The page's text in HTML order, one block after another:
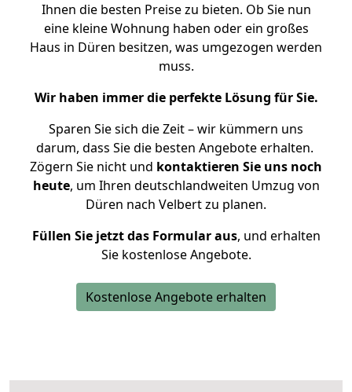
Ihnen die besten Preise zu bieten. Ob Sie nun
eine kleine Wohnung haben oder ein großes
Haus in Düren besitzen, was umgezogen werden
muss.
Wir haben immer die perfekte Lösung für Sie.
Sparen Sie sich die Zeit – wir kümmern uns
darum, dass Sie die besten Angebote erhalten.
Zögern Sie nicht und kontaktieren Sie uns noch
heute, um Ihren deutschlandweiten Umzug von
Düren nach Velbert zu planen.
Füllen Sie jetzt das Formular aus, und erhalten
Sie kostenlose Angebote.
Kostenlose Angebote erhalten